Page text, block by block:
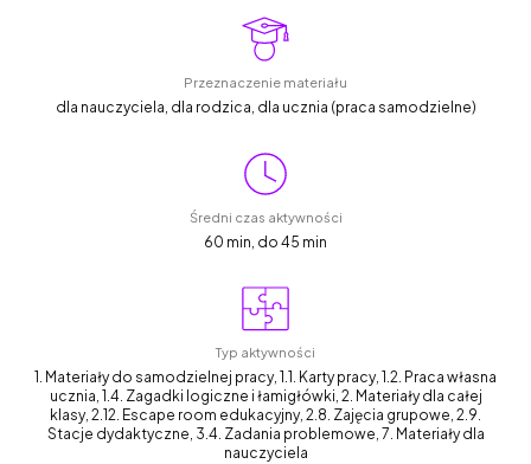
Przeznaczenie materiału
dla nauczyciela, dla rodzica, dla ucznia (praca samodzielne)
Średni czas aktywności
60 min, do 45 min
Typ aktywności
1. Materiały do samodzielnej pracy, 1.1. Karty pracy, 1.2. Praca własna
ucznia, 1.4. Zagadki logiczne i łamigłówki, 2. Materiały dla całej
klasy, 2.12. Escape room edukacyjny, 2.8. Zajęcia grupowe, 2.9.
Stacje dydaktyczne, 3.4. Zadania problemowe, 7. Materiały dla
nauczyciela